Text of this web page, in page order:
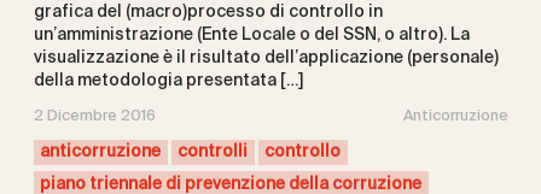
grafica del (macro)processo di controllo in
un’amministrazione (Ente Locale o del SSN, o altro). La
visualizzazione è il risultato dell’applicazione (personale)
della metodologia presentata […]
2 Dicembre 2016 Anticorruzione
anticorruzione controlli
controllo
piano triennale di prevenzione della corruzione